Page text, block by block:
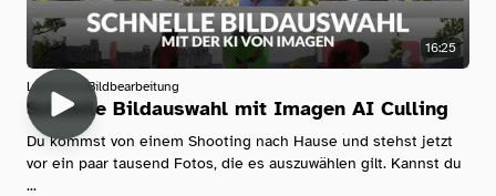
16:25
Lightroom Bildbearbeitung
Schnelle Bildauswahl mit Imagen AI Culling
Du kommst von einem Shooting nach Hause und stehst jetzt
vor ein paar tausend Fotos, die es auszuwählen gilt. Kannst du
...